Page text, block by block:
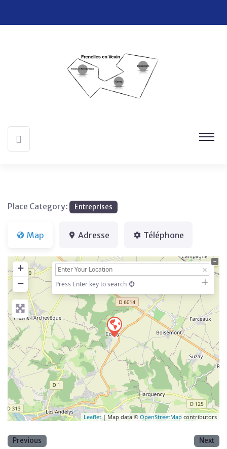
Place Category: Entreprises
Map Adresse Téléphone
+
−
Press Enter key to search
Leaflet | Map data © OpenStreetMap contributors
Previous Next